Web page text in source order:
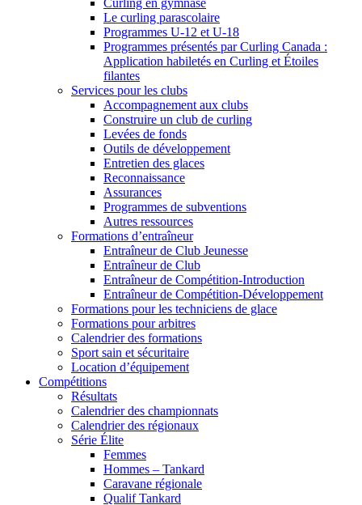
Curling en gymnase
Le curling parascolaire
Programmes U-12 et U-18
Programmes présentés par Curling Canada :
Application habiletés en Curling et Étoiles
filantes
Services pour les clubs
Accompagnement aux clubs
Construire un club de curling
Levées de fonds
Outils de développement
Entretien des glaces
Reconnaissance
Assurances
Programmes de subventions
Autres ressources
Formations d’entraîneur
Entraîneur de Club Jeunesse
Entraîneur de Club
Entraîneur de Compétition-Introduction
Entraîneur de Compétition-Développement
Formations pour les techniciens de glace
Formations pour arbitres
Calendrier des formations
Sport sain et sécuritaire
Location d’équipement
Compétitions
Résultats
Calendrier des championnats
Calendrier des régionaux
Série Élite
Femmes
Hommes – Tankard
Caravane régionale
Qualif Tankard